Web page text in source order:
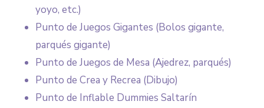
yoyo, etc.)
Punto de Juegos Gigantes (Bolos gigante,
parqués gigante)
Punto de Juegos de Mesa (Ajedrez, parqués)
Punto de Crea y Recrea (Dibujo)
Punto de Inflable Dummies Saltarín